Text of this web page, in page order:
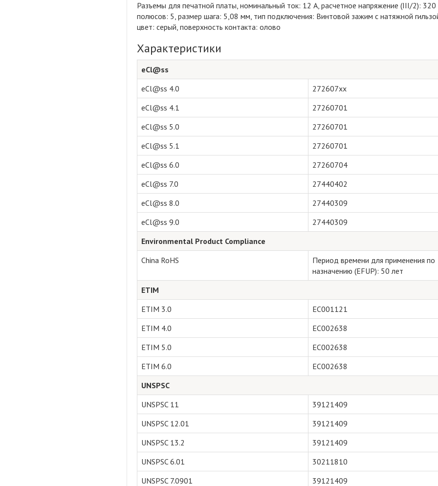
Разъемы для печатной платы, номинальный ток: 12 A, расчетное напряжение (III/2): 320
полюсов: 5, размер шага: 5,08 мм, тип подключения: Винтовой зажим с натяжной
цвет: серый, поверхность контакта: олово
Характеристики
eCl@ss
eCl@ss 4.0
272607xx
eCl@ss 4.1
27260701
eCl@ss 5.0
27260701
eCl@ss 5.1
27260701
eCl@ss 6.0
27260704
eCl@ss 7.0
27440402
eCl@ss 8.0
27440309
eCl@ss 9.0
27440309
Environmental Product Compliance
China RoHS
Период времени для применения по
назначению (EFUP): 50 лет
ETIM
ETIM 3.0
EC001121
ETIM 4.0
EC002638
ETIM 5.0
EC002638
ETIM 6.0
EC002638
UNSPSC
UNSPSC 11
39121409
UNSPSC 12.01
39121409
UNSPSC 13.2
39121409
UNSPSC 6.01
30211810
UNSPSC 7.0901
39121409